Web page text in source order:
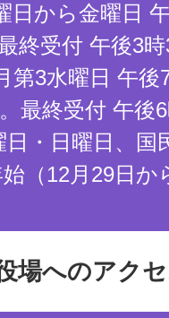
日から金曜日
最終受付 午後3
第3水曜日 午後
。最終受付 午
日・日曜日、国
（12月29日か
場へのアク